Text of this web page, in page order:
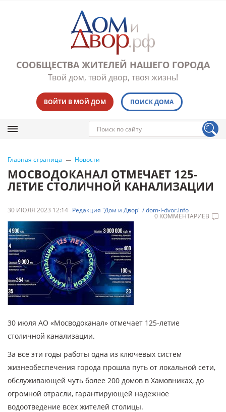
СООБЩЕСТВА ЖИТЕЛЕЙ НАШЕГО ГОРОДА
Твой дом, твой двор, твоя жизнь!
ВОЙТИ В МОЙ ДОМ ПОИСК ДОМА
Главная страница Новости
МОСВОДОКАНАЛ ОТМЕЧАЕТ 125-
ЛЕТИЕ СТОЛИЧНОЙ КАНАЛИЗАЦИИ
30 ИЮЛЯ 2023 12:14 Редакция "Дом и Двор" / dom-i-dvor.info
0 КОММЕНТАРИЕВ
30 июля АО «Мосводоканал» отмечает 125-летие
столичной канализации.
За все эти годы работы одна из ключевых систем
жизнеобеспечения города прошла путь от локальной сети,
обслуживающей чуть более 200 домов в Хамовниках, до
огромной отрасли, гарантирующей надежное
водоотведение всех жителей столицы.